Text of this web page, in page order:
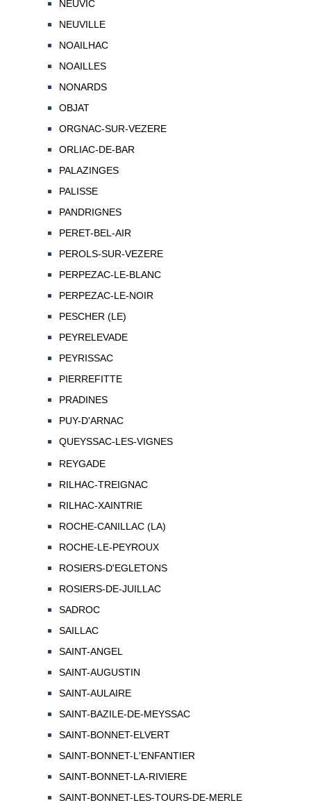
NEUVIC
NEUVILLE
NOAILHAC
NOAILLES
NONARDS
OBJAT
ORGNAC-SUR-VEZERE
ORLIAC-DE-BAR
PALAZINGES
PALISSE
PANDRIGNES
PERET-BEL-AIR
PEROLS-SUR-VEZERE
PERPEZAC-LE-BLANC
PERPEZAC-LE-NOIR
PESCHER (LE)
PEYRELEVADE
PEYRISSAC
PIERREFITTE
PRADINES
PUY-D'ARNAC
QUEYSSAC-LES-VIGNES
REYGADE
RILHAC-TREIGNAC
RILHAC-XAINTRIE
ROCHE-CANILLAC (LA)
ROCHE-LE-PEYROUX
ROSIERS-D'EGLETONS
ROSIERS-DE-JUILLAC
SADROC
SAILLAC
SAINT-ANGEL
SAINT-AUGUSTIN
SAINT-AULAIRE
SAINT-BAZILE-DE-MEYSSAC
SAINT-BONNET-ELVERT
SAINT-BONNET-L'ENFANTIER
SAINT-BONNET-LA-RIVIERE
SAINT-BONNET-LES-TOURS-DE-MERLE